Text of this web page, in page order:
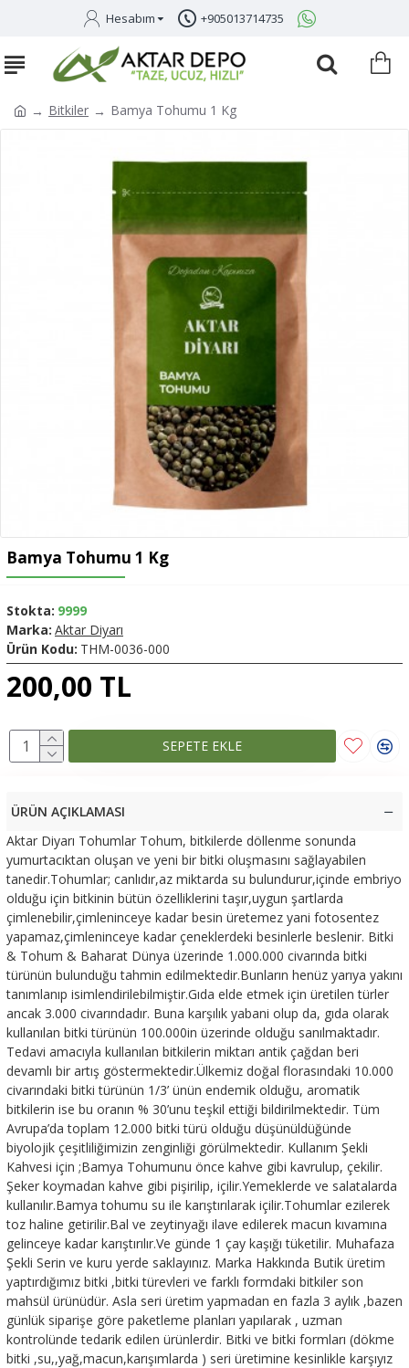
Hesabım +905013714735
Bitkiler Bamya Tohumu 1 Kg
Bamya Tohumu 1 Kg
200,00 TL
Stokta: 9999
Marka: Aktar Diyarı
Ürün Kodu: THM-0036-000
SEPETE EKLE
ÜRÜN AÇIKLAMASI
Aktar Diyarı Tohumlar Tohum, bitkilerde döllenme sonunda
yumurtacıktan oluşan ve yeni bir bitki oluşmasını sağlayabilen
tanedir.Tohumlar; canlıdır,az miktarda su bulundurur,içinde embriyo
olduğu için bitkinin bütün özelliklerini taşır,uygun şartlarda
çimlenebilir,çimleninceye kadar besin üretemez yani fotosentez
yapamaz,çimleninceye kadar çeneklerdeki besinlerle beslenir. Bitki
& Tohum & Baharat Dünya üzerinde 1.000.000 civarında bitki
türünün bulunduğu tahmin edilmektedir.Bunların henüz yarıya yakını
tanımlanıp isimlendirilebilmiştir.Gıda elde etmek için üretilen türler
ancak 3.000 civarındadır. Buna karşılık yabani olup da, gıda olarak
kullanılan bitki türünün 100.000in üzerinde olduğu sanılmaktadır.
Tedavi amacıyla kullanılan bitkilerin miktarı antik çağdan beri
devamlı bir artış göstermektedir.Ülkemiz doğal florasındaki 10.000
civarındaki bitki türünün 1/3’ ünün endemik olduğu, aromatik
bitkilerin ise bu oranın % 30’unu teşkil ettiği bildirilmektedir. Tüm
Avrupa’da toplam 12.000 bitki türü olduğu düşünüldüğünde
biyolojik çeşitliliğimizin zenginliği görülmektedir. Kullanım Şekli
Kahvesi için ;Bamya Tohumunu önce kahve gibi kavrulup, çekilir.
Şeker koymadan kahve gibi pişirilip, içilir.Yemeklerde ve salatalarda
kullanılır.Bamya tohumu su ile karıştırılarak içilir.Tohumlar ezilerek
toz haline getirilir.Bal ve zeytinyağı ilave edilerek macun kıvamına
gelinceye kadar karıştırılır.Ve günde 1 çay kaşığı tüketilir. Muhafaza
Şekli Serin ve kuru yerde saklayınız. Marka Hakkında Butik üretim
yaptırdığımız bitki ,bitki türevleri ve farklı formdaki bitkiler son
mahsül ürünüdür. Asla seri üretim yapmadan en fazla 3 aylık ,bazen
günlük siparişe göre paketleme planları yapılarak , uzman
kontrolünde tedarik edilen ürünlerdir. Bitki ve bitki formları (dökme
bitki ,su,,yağ,macun,karışımlarda ) seri üretimine kesinlikle karşıyız